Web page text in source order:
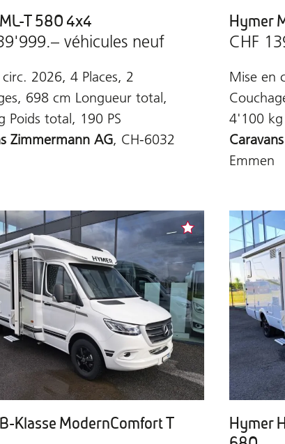
T 580 4x4
véhicules neuf
2026, 4 Places, 2
698 cm Longueur total,
Poids total, 190 PS
Zimmermann AG, CH-6032
Hymer
CHF
Mise en
4'100 kg
Emmen
Klasse ModernComfort T
Hymer